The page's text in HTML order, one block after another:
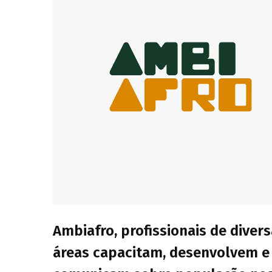
Ambiafro, profissionais de
áreas capacitam, desenvolvem e